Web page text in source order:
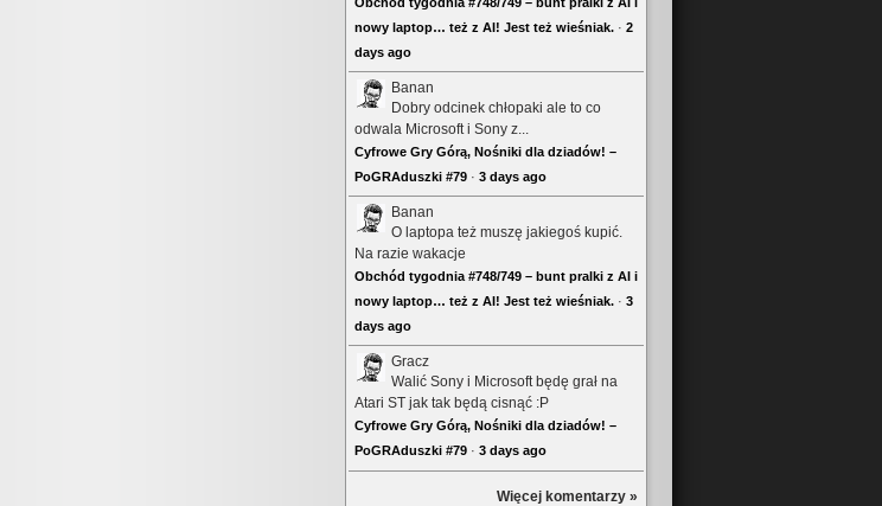
nowy laptop… też z AI! Jest też wieśniak. · 2
days ago
Banan
Dobry odcinek chłopaki ale to co
odwala Microsoft i Sony z...
Cyfrowe Gry Górą, Nośniki dla dziadów! –
PoGRAduszki #79 · 3 days ago
Banan
O laptopa też muszę jakiegoś kupić.
Na razie wakacje
Obchód tygodnia #748/749 – bunt pralki z AI i
nowy laptop… też z AI! Jest też wieśniak. · 3
days ago
Gracz
Walić Sony i Microsoft będę grał na
Atari ST jak tak będą cisnąć :P
Cyfrowe Gry Górą, Nośniki dla dziadów! –
PoGRAduszki #79 · 3 days ago
Więcej komentarzy »